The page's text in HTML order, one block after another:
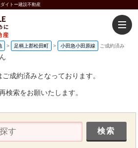
イトー建設不動産
> 足柄上郡松田町 > 小田急小田原線 ご成約済み
成約済みとなっております。
検索をお願いたします。